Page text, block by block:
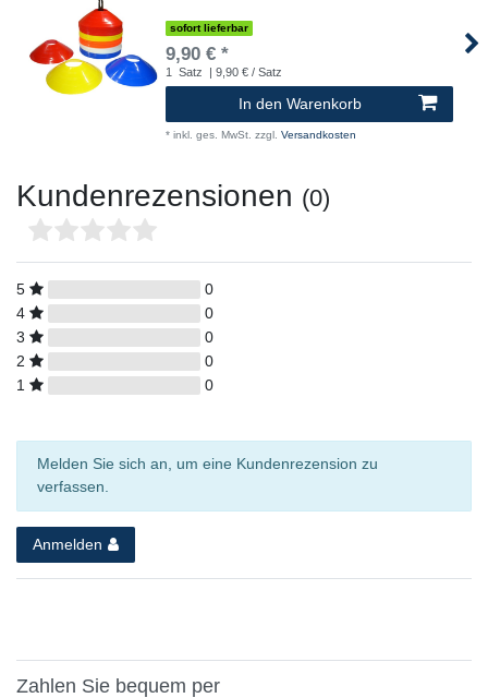
sofort lieferbar
9,90 € *
1 Satz | 9,90 € / Satz
In den Warenkorb
* inkl. ges. MwSt. zzgl. Versandkosten
Kundenrezensionen (0)
5
0
4
0
3
0
2
0
1
0
Melden Sie sich an, um eine Kundenrezension zu
verfassen.
Anmelden
Zahlen Sie bequem per